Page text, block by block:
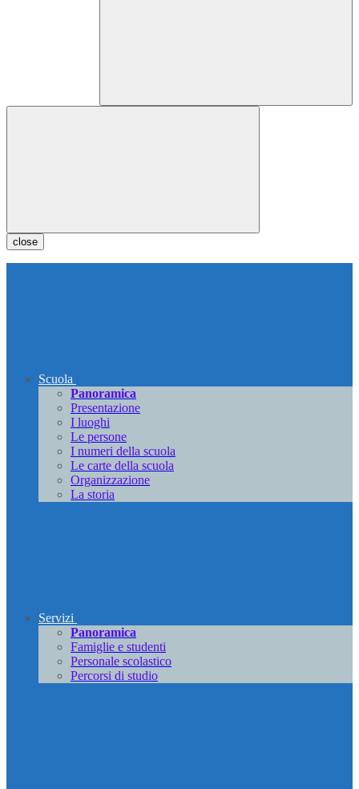
close
Scuola
Panoramica
Presentazione
I luoghi
Le persone
I numeri della scuola
Le carte della scuola
Organizzazione
La storia
Servizi
Panoramica
Famiglie e studenti
Personale scolastico
Percorsi di studio